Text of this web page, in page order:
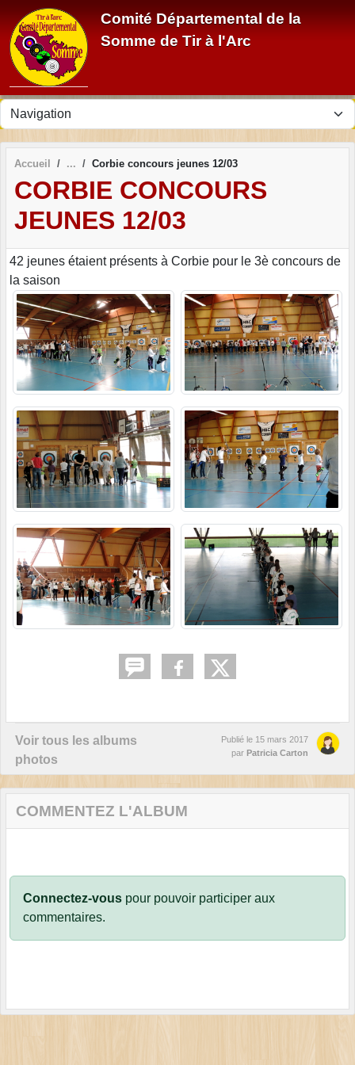
Comité Départemental de la
Somme de Tir à l'Arc
Accueil Corbie concours jeunes 12/03
CORBIE CONCOURS
JEUNES 12/03
42 jeunes étaient présents à Corbie pour le 3è concours de
la saison
Voir tous les albums
photos
Publié le 15 mars 2017
par Patricia Carton
COMMENTEZ L'ALBUM
Connectez-vous pour pouvoir participer aux
commentaires.
Panneau de gestion des cookies